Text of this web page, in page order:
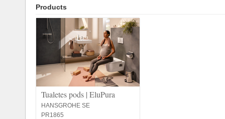
Products
Tualetes pods | EluPura
HANSGROHE SE
PR1865